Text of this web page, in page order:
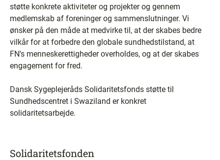
støtte konkrete aktiviteter og projekter og gennem
medlemskab af foreninger og sammenslutninger. Vi
ønsker på den måde at medvirke til, at der skabes bedre
vilkår for at forbedre den globale sundhedstilstand, at
FN's menneskerettigheder overholdes, og at der skabes
engagement for fred.
Dansk Sygeplejeråds Solidaritetsfonds støtte til
Sundhedscentret i Swaziland er konkret
solidaritetsarbejde.
Solidaritetsfonden